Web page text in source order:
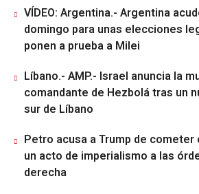
VÍDEO: Argentina.- Argentina
domingo para unas elecciones
ponen a prueba a Milei
Líbano.- AMP.- Israel anuncia la
comandante de Hezbolá tras un
sur de Líbano
Petro acusa a Trump de
un acto de imperialismo a las
derecha